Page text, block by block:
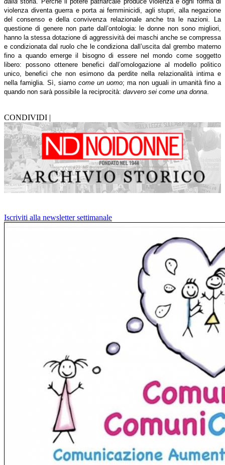
violenza diventa guerra e porta ai femminicidi, agli stupri, alla negazione
del consenso e della convivenza relazionale anche tra le nazioni. La
questione di genere non parte dall’ontologia: le donne non sono migliori,
hanno la stessa dotazione di aggressività dei maschi anche se compressa
e condizionata dal ruolo che le condiziona dall’uscita dal grembo materno
fino a quando emerge il bisogno di essere nel mondo come soggetto
libero: possono ottenere benefici dall’omologazione al modello politico
unico, benefici che non esimono da perdite nella relazionalità intima e
nella famiglia. Sì, siamo come un uomo; ma non uguali in umanità fino a
quando non sarà possibile la reciprocità: davvero sei come una donna.
CONDIVIDI |
Iscriviti alla newsletter settimanale